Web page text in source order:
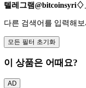
텔레그램@bitcoinsyri♢
다른 검색어를 입력해
모든 필터 초기화
이 상품은 어때요?
AD